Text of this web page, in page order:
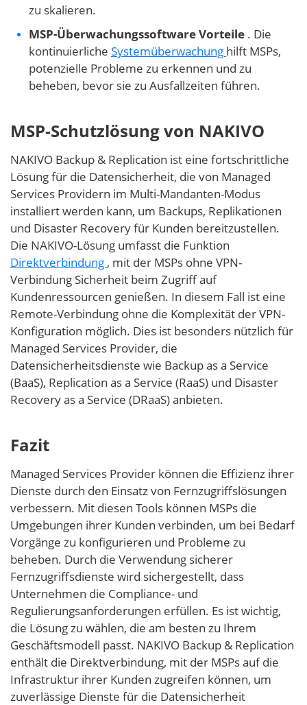
zu skalieren.
MSP-ÜberwachungssoftwareVorteile . Die
kontinuierliche Systemüberwachung hilft MSPs,
potenzielle Probleme zu erkennen und zu
beheben, bevor sie zu Ausfallzeiten führen.
MSP-Schutzlösung von NAKIVO
NAKIVO Backup & Replication ist eine fortschrittliche
Lösung für die Datensicherheit, die von Managed
Services Providern im Multi-Mandanten-Modus
installiert werden kann, um Backups, Replikationen
und Disaster Recovery für Kunden bereitzustellen.
Die NAKIVO-Lösung umfasst die Funktion
Direktverbindung , mit der MSPs ohne VPN-
Verbindung Sicherheit beim Zugriff auf
Kundenressourcen genießen. In diesem Fall ist eine
Remote-Verbindung ohne die Komplexität der VPN-
Konfiguration möglich. Dies ist besonders nützlich für
Managed Services Provider, die
Datensicherheitsdienste wie Backup as a Service
(BaaS), Replication as a Service (RaaS) und Disaster
Recovery as a Service (DRaaS) anbieten.
Fazit
Managed Services Provider können die Effizienz ihrer
Dienste durch den Einsatz von Fernzugriffslösungen
verbessern. Mit diesen Tools können MSPs die
Umgebungen ihrer Kunden verbinden, um bei Bedarf
Vorgänge zu konfigurieren und Probleme zu
beheben. Durch die Verwendung sicherer
Fernzugriffsdienste wird sichergestellt, dass
Unternehmen die Compliance- und
Regulierungsanforderungen erfüllen. Es ist wichtig,
die Lösung zu wählen, die am besten zu Ihrem
Geschäftsmodell passt. NAKIVO Backup & Replication
enthält die Direktverbindung, mit der MSPs auf die
Infrastruktur ihrer Kunden zugreifen können, um
zuverlässige Dienste für die Datensicherheit